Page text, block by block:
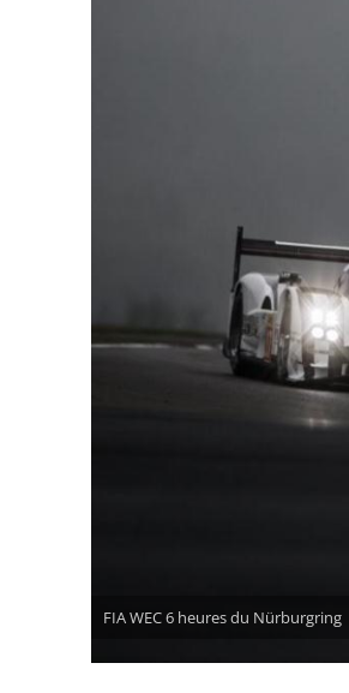
FIA WEC 6 heures du Nürburgring